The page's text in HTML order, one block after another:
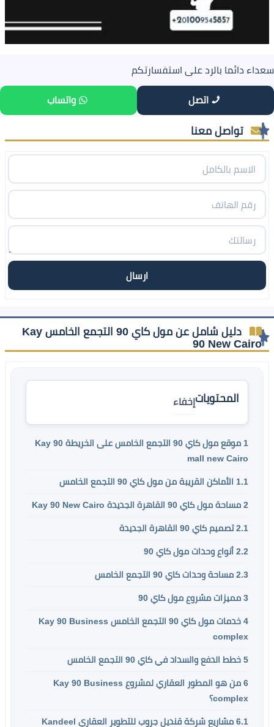
سعداء دائما بالرد على استفسارتكم
اتصل واتساب
تواصل معنا
دليل شامل عن مول كاي 90 التجمع الخامس Kay
90 New Cairo
المحتوياتإخفاء
1
موقع مول كاي 90 التجمع الخامس على الخريطة Kay 90
mall new Cairo
1.1 الأماكن القريبة من مول كاي 90 التجمع الخامس
2 مساحة مول كاي 90 القاهرة الجديدة Kay 90 New Cairo
2.1 تصميم كاي 90 القاهرة الجديدة
2.2 أنواع وحدات مول كاي 90
2.3 مساحة وحدات كاي 90 التجمع الخامس
3 مميزات مشروع مول كاي 90
4
خدمات مول كاي 90 التجمع الخامس Kay 90 Business
complex
5 خطط الدفع والسداد في كاي 90 التجمع الخامس
6
من هو المطور العقاري لمشروع Kay 90 Business
complex؟
6.1
مشاريع شركة قنديل جروب للتطوير العقاري Kandeel